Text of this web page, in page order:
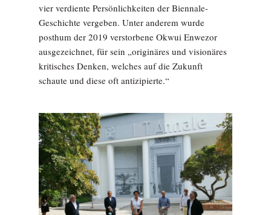
vier verdiente Persönlichkeiten der Biennale-
Geschichte vergeben. Unter anderem wurde
posthum der 2019 verstorbene Okwui Enwezor
ausgezeichnet, für sein „originäres und visionäres
kritisches Denken, welches auf die Zukunft
schaute und diese oft antizipierte.“